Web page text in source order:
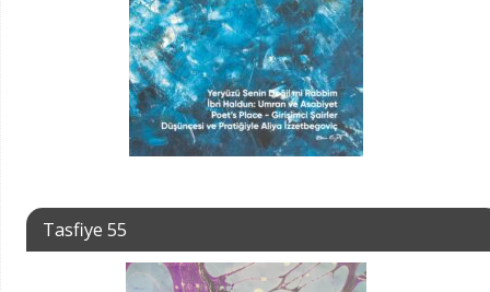
Tasfiye 55